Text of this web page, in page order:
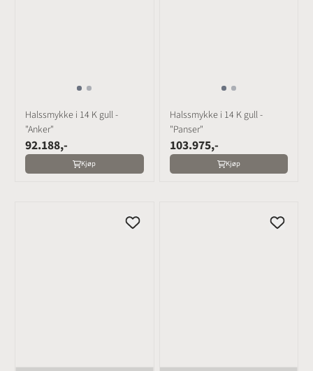
Halssmykke i 14 K gull -
"Anker"
92.188,-
Kjøp
Halssmykke i 14 K gull -
"Panser"
103.975,-
Kjøp